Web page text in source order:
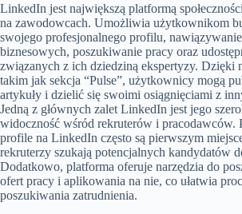
LinkedIn jest największą platformą
na zawodowcach. Umożliwia użytkownikom
swojego profesjonalnego profilu,
biznesowych, poszukiwanie pracy oraz
związanych z ich dziedziną ekspertyzy. Dzięki
takim jak sekcja “Pulse”, użytkownicy mogą
artykuły i dzielić się swoimi osiągnięciami z
Jedną z głównych zalet LinkedIn jest jego
widoczność wśród rekruterów i pracodawców.
profile na LinkedIn często są pierwszym
rekruterzy szukają potencjalnych kandydatów
Dodatkowo, platforma oferuje narzędzia do
ofert pracy i aplikowania na nie, co ułatwia
poszukiwania zatrudnienia.